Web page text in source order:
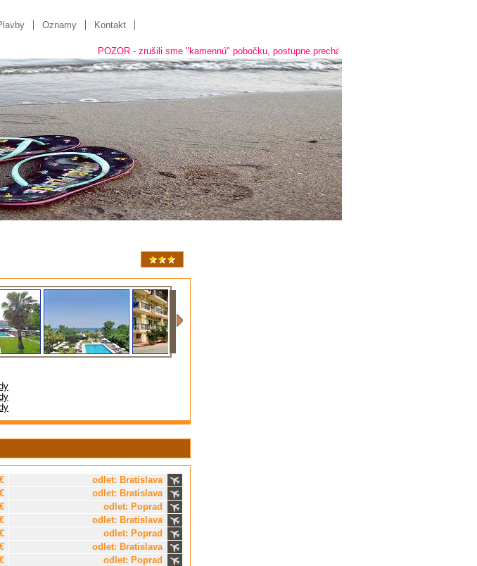
Oznamy Kontakt
POZOR - zrušili sme "kamennú" pobočku, postupne prechádzame na online predaj a predaj cez
odlet: Bratislava
odlet: Bratislava
odlet: Poprad
odlet: Bratislava
odlet: Poprad
odlet: Bratislava
odlet: Poprad